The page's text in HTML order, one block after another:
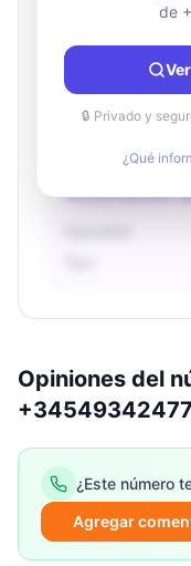
Información
País
Ciudad
Región
Información
de
🔒 Privado y
¿Qué
Opiniones del
¿Este número
Agregar